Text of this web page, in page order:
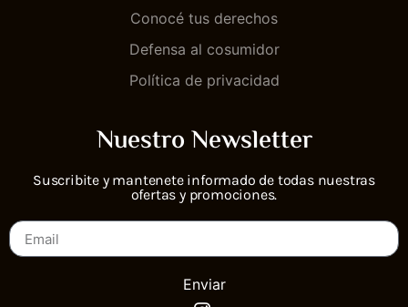
Conocé tus derechos
Defensa al cosumidor
Política de privacidad
Nuestro Newsletter
Suscribite y mantenete informado de todas nuestras
ofertas y promociones.
Enviar